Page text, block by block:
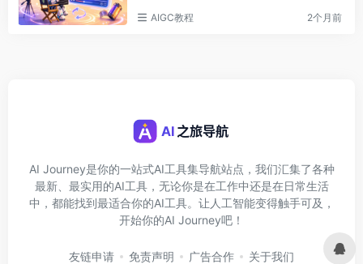
AIGC教程 2个月前
AI Journey是你的一站式AI工具集导航站点，我们汇集了各种
最新、最实用的AI工具，无论你是在工作中还是在日常生活
中，都能找到最适合你的AI工具。让人工智能变得触手可及，
开始你的AI Journey吧！
友链申请 免责声明 广告合作 关于我们